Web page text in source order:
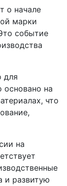
о начале
марки
событие
для
основано на
что
на
и развитую